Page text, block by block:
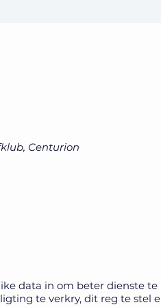
Centurion
data in om beter dienste
te verkry, dit reg te stel